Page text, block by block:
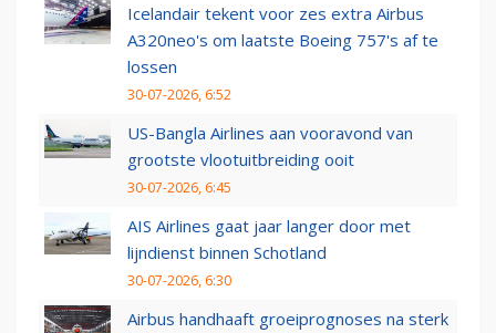
Icelandair tekent voor zes extra Airbus
A320neo's om laatste Boeing 757's af te
lossen
30-07-2026, 6:52
US-Bangla Airlines aan vooravond van
grootste vlootuitbreiding ooit
30-07-2026, 6:45
AIS Airlines gaat jaar langer door met
lijndienst binnen Schotland
30-07-2026, 6:30
Airbus handhaaft groeiprognoses na sterk